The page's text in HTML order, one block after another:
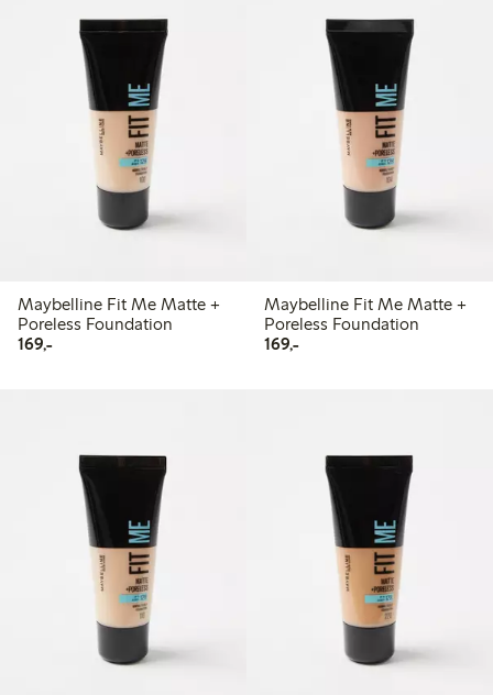
Maybelline Fit Me Matte +
Poreless Foundation
169,-169,00 kr
Maybelline Fit Me Matte +
Poreless Foundation
169,-169,00 kr